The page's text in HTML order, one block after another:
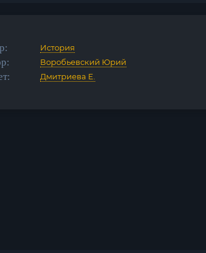
История
Воробьевский Юрий
Дмитриева Е.